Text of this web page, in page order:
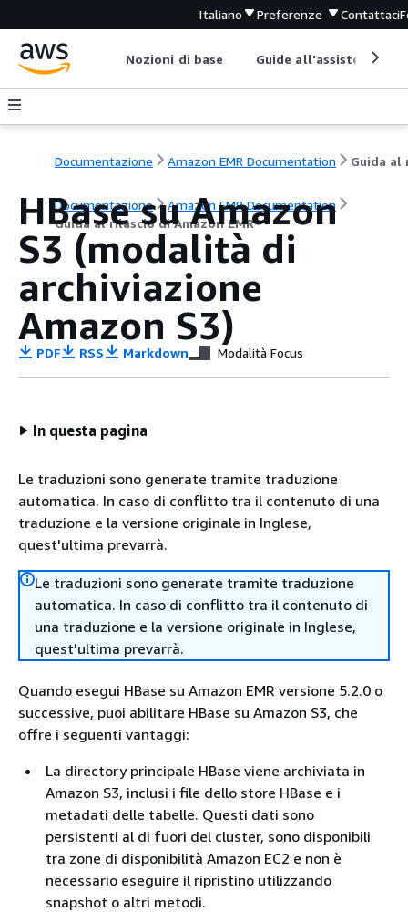
Italiano Preferenze Contattaci
Nozioni di base Guide all'assistenza
Documentazione Amazon EMR Documentation
Documentazione
Amazon EMR Documentation
Guida al rilascio di Amazon EMR
HBase su Amazon
S3 (modalità di
archiviazione
Amazon S3)
PDF RSS Markdown Modalità Focus
In questa pagina
Le traduzioni sono generate tramite traduzione
automatica. In caso di conflitto tra il contenuto di una
traduzione e la versione originale in Inglese,
quest'ultima prevarrà.
Le traduzioni sono generate tramite traduzione
automatica. In caso di conflitto tra il contenuto di
una traduzione e la versione originale in Inglese,
quest'ultima prevarrà.
Quando esegui HBase su Amazon EMR versione 5.2.0 o
successive, puoi abilitare HBase su Amazon S3, che
offre i seguenti vantaggi:
La directory principale HBase viene archiviata in
Amazon S3, inclusi i file dello store HBase e i
metadati delle tabelle. Questi dati sono
persistenti al di fuori del cluster, sono disponibili
tra zone di disponibilità Amazon EC2 e non è
necessario eseguire il ripristino utilizzando
snapshot o altri metodi.